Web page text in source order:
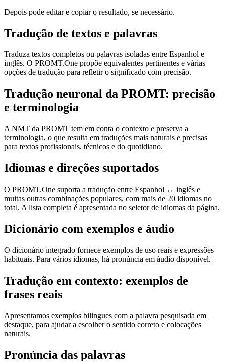
Depois pode editar e copiar o resultado, se necessário.
Tradução de textos e palavras
Traduza textos completos ou palavras isoladas entre Espanhol e
inglês. O PROMT.One propõe equivalentes pertinentes e várias
opções de tradução para refletir o significado com precisão.
Tradução neuronal da PROMT: precisão
e terminologia
A NMT da PROMT tem em conta o contexto e preserva a
terminologia, o que resulta em traduções mais naturais e precisas
para textos profissionais, técnicos e do quotidiano.
Idiomas e direções suportados
O PROMT.One suporta a tradução entre Espanhol ↔ inglês e
muitas outras combinações populares, com mais de 20 idiomas no
total. A lista completa é apresentada no seletor de idiomas da página.
Dicionário com exemplos e áudio
O dicionário integrado fornece exemplos de uso reais e expressões
habituais. Para vários idiomas, há pronúncia em áudio disponível.
Tradução em contexto: exemplos de
frases reais
Apresentamos exemplos bilingues com a palavra pesquisada em
destaque, para ajudar a escolher o sentido correto e colocações
naturais.
Pronúncia das palavras